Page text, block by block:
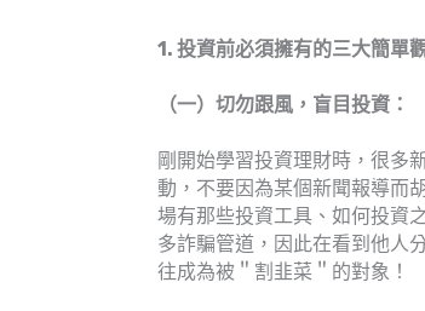
1. 投資前必須擁有的三大簡單
（一）切勿跟風，盲目投資：
剛開始學習投資理財時，很多
動，不要因為某個新聞報導而
場有那些投資工具、如何投資
多詐騙管道，因此在看到他人
往成為被＂割韭菜＂的對象！